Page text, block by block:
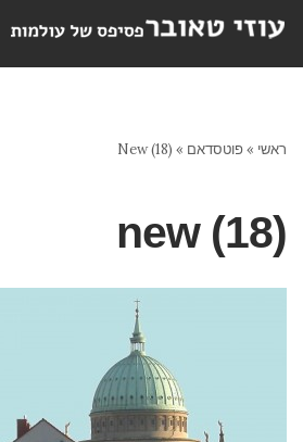
ראשי »פוטסדאם »
New (18)
new (18)